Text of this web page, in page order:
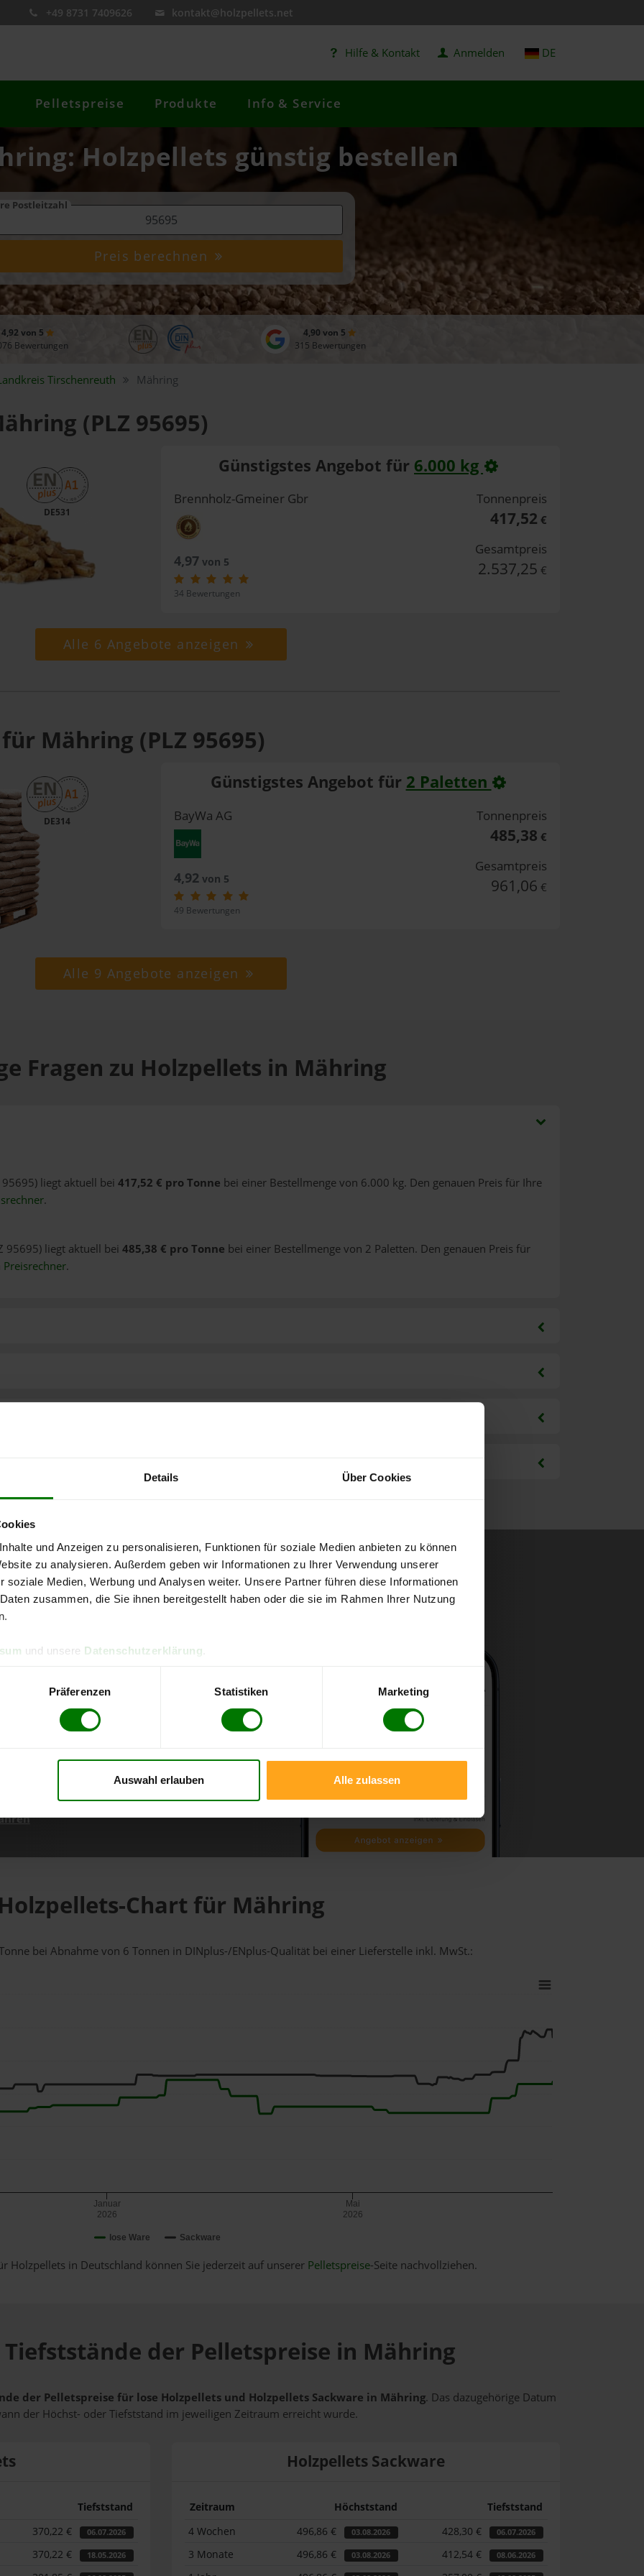
Details Über Cookies
und Anzeigen zu personalisieren, Funktionen für soziale Medien anbieten zu können
zu analysieren. Außerdem geben wir Informationen zu Ihrer Verwendung unserer
soziale Medien, Werbung und Analysen weiter. Unsere Partner führen diese Informationen
zusammen, die Sie ihnen bereitgestellt haben oder die sie im Rahmen Ihrer Nutzung
und unsere Datenschutzerklärung
Präferenzen Statistiken Marketing
Auswahl erlauben Alle zulassen
+49 8731 7409626 kontakt@holzpellets.net
Hilfe & Kontakt Anmelden DE
Pelletspreise Produkte Info & Service
Holzpellets günstig bestellen
Postleitzahl
Preis berechnen
4,92 von 5
Bewertungen
4,90 von 5
315 Bewertungen
Tirschenreuth Mähring
(PLZ 95695)
DE531
Günstigstes Angebot für 6.000 kg
Brennholz-Gmeiner Gbr
4,97von 5
34 Bewertungen
Tonnenpreis
417,52 €
Gesamtpreis
2.537,25 €
Alle 6 Angebote anzeigen
Mähring (PLZ 95695)
DE314
Günstigstes Angebot für 2 Paletten
BayWa AG
4,92von 5
49 Bewertungen
Tonnenpreis
485,38 €
Gesamtpreis
961,06 €
Alle 9 Angebote anzeigen
Fragen zu Holzpellets in Mähring
liegt aktuell bei 417,52 € pro Tonne bei einer Bestellmenge von 6.000 kg. Den genauen Preis für Ihre
.
95695) liegt aktuell bei 485,38 € pro Tonne bei einer Bestellmenge von 2 Paletten. Den genauen Preis für
Preisrechner.
kostenlose
direkt online bestellen
aktuellen Stand
Holzpellets-Chart für Mähring
bei Abnahmevon 6 Tonnen in DINplus-/ENplus-Qualität bei einer Lieferstelle inkl. MwSt.:
lose Ware Sackware
Januar
2026
Mai
2026
Holzpellets in Deutschland können Sie jederzeit auf unserer Pelletspreise-Seite nachvollziehen.
der Pelletspreise in Mähring
der Pelletspreise für lose Holzpellets und Holzpellets Sackware in Mähring. Das dazugehörige Datum
der Höchst- oder Tiefststand im jeweiligen Zeitraum erreicht wurde.
Tiefststand
370,22 € 06.07.2026
370,22 € 18.05.2026
Holzpellets Sackware
Zeitraum Höchststand
Tiefststand
4 Wochen
496,86 € 03.08.2026 428,30 € 06.07.2026
3 Monate 496,86 € 03.08.2026 412,54 € 08.06.2026